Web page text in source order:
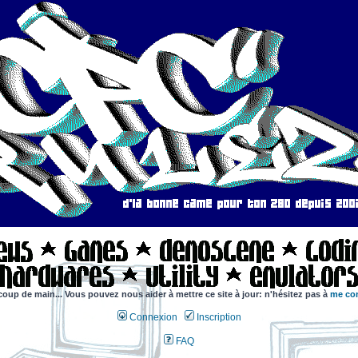
de main... Vous pouvez nous aider à mettre ce site à jour: n'hésitez pas à me
Connexion Inscription
FAQ